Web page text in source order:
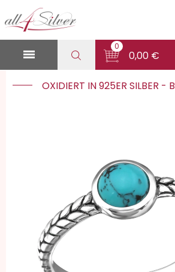

0
0,00 €
OXIDIERT IN 925ER SILBER -